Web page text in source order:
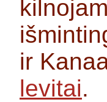
ir
levitai.